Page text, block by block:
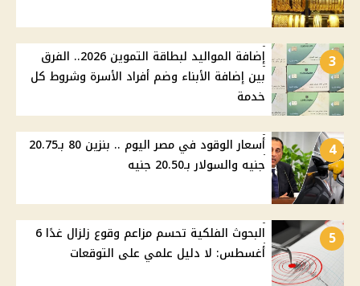
3
إضافة المواليد لبطاقة التموين 2026.. الفرق
بين إضافة الأبناء وضم أفراد الأسرة وشروط كل
خدمة
4
أسعار الوقود في مصر اليوم .. بنزين 80 بـ20.75
جنيه والسولار بـ20.50 جنيه
5
البحوث الفلكية تحسم مزاعم وقوع زلزال غدًا 6
أغسطس: لا دليل علمي على التوقعات